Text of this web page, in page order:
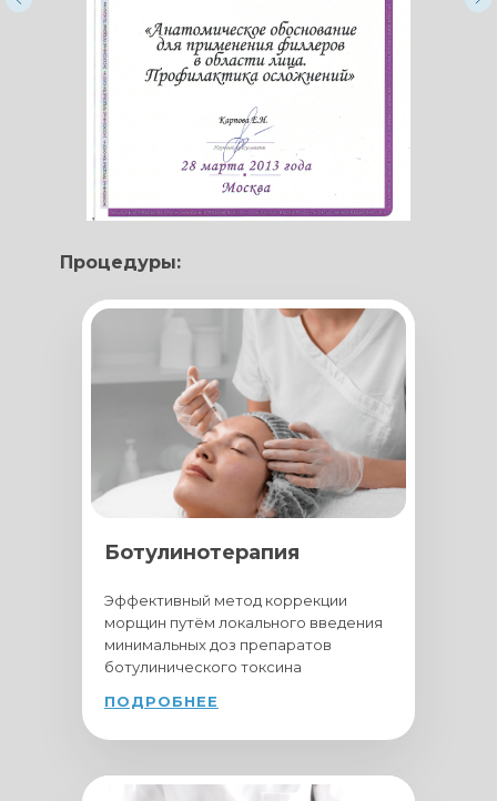
Процедуры:
ПОДРОБНЕЕ
Эффективный метод коррекции
морщин путём локального введения
минимальных доз препаратов
ботулинического токсина
Ботулинотерапия